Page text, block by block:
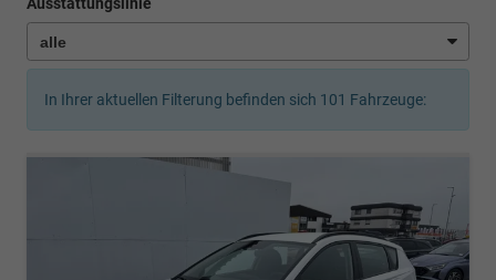
In Ihrer aktuellen Filterung befinden sich 101 Fahrzeuge: